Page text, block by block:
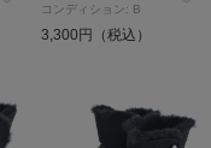
コンディション: B
3,300円（税込）